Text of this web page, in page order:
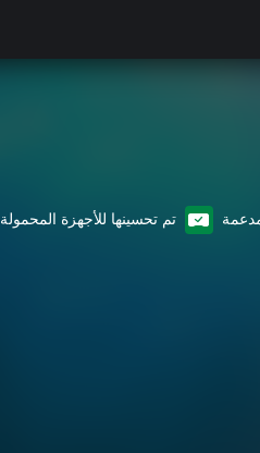
تم تحسينها للأجهزة المحمولة